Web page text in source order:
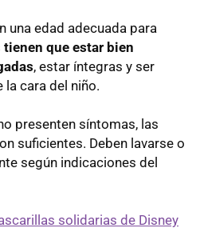
una edad adecuada para
tienen que estar bien
, estar íntegras y ser
la cara del niño.
presenten síntomas, las
suficientes. Deben lavarse o
según indicaciones del
solidarias de Disney